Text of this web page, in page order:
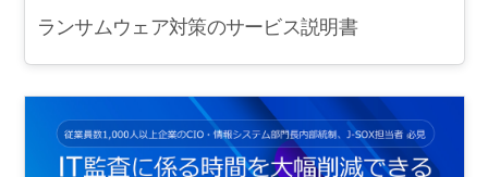
ランサムウェア対策のサービス説明書